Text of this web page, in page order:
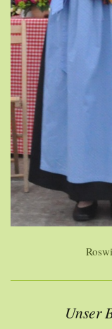
Unser